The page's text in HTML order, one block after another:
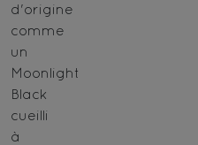
d'origine
comme
un
Moonlight
Black
cueilli
à